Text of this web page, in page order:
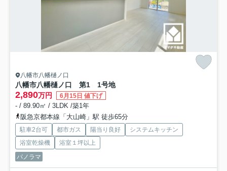
八幡市八幡樋ノ口
八幡市八幡樋ノ口 第1 1号地
2,890万円 6月15日 値下げ
- / 89.90㎡ / 3LDK /築1年
阪急京都本線「大山崎」駅 徒歩65分
駐車2台可 都市ガス 陽当り良好
システムキッチン
浴室乾燥機
浴室１坪以上
パノラマ